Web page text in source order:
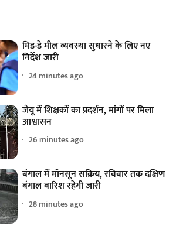
मिड-डे मील व्यवस्था सुधारने के लिए नए
निर्देश जारी
24 minutes ago
जेयू में शिक्षकों का प्रदर्शन, मांगों पर मिला
आश्वासन
26 minutes ago
बंगाल में मॉनसून सक्रिय, रविवार तक दक्षिण
बंगाल बारिश रहेगी जारी
28 minutes ago